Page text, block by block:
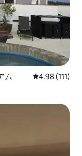
ム レビュー111
4.98 (111)